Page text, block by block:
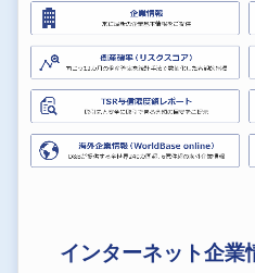
インターネット企